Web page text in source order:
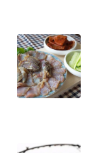
TAPANULI
SELATAN
WN